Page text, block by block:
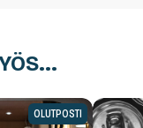
OLUTPOSTI